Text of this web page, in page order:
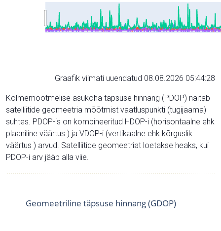
Graafik viimati uuendatud 08.08.2026 05:44:28
Kolmemõõtmelise asukoha täpsuse hinnang (PDOP) näitab
satelliitide geomeetria mõõtmist vaatluspunkti (tugijaama)
suhtes. PDOP-is on kombineeritud HDOP-i (horisontaalne ehk
plaaniline väärtus ) ja VDOP-i (vertikaalne ehk kõrguslik
väärtus ) arvud. Satelliitide geomeetriat loetakse heaks, kui
PDOP-i arv jääb alla viie.
Geomeetriline täpsuse hinnang (GDOP)